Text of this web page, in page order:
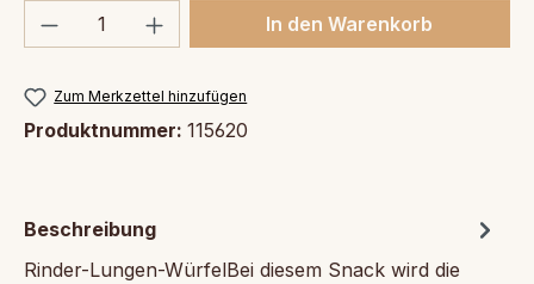
Produkt Anzahl: Gib denIn den Warenkorb
Zum Merkzettel hinzufügen
Produktnummer: 115620
Beschreibung
Rinder-Lungen-WürfelBei diesem Snack wird die